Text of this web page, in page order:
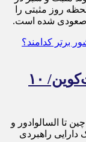
روز مثبتی را
صعودی شده است.
رقابت پنهان دولت‌ها بر سر بیت‌کوین/ ۱۰
تا السالوادور و
دارایی راهبردی